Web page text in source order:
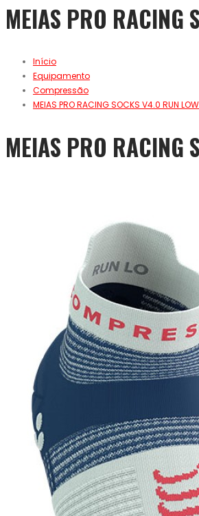
MEIAS PRO RACING
Início
Equipamento
Compressão
MEIAS PRO RACING SOCKS V4.0 RUN
MEIAS PRO RACING